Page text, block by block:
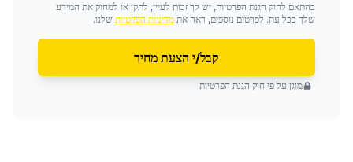
בהתאם לחוק הגנת הפרטיות, יש לך זכות לעיין, לתקן או למחוק את המידע
שלך בכל עת. לפרטים נוספים, ראה את מדיניות הפרטיות שלנו.
קבל/י הצעת מחיר
מוגן על פי חוק הגנת הפרטיות